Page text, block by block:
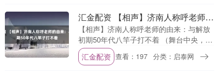
汇金配资 【相声】济南人称呼老师的由来：与解放初期50年代八竿子打不着
【相声】济南人称呼老师的由来：与解放
初期50年代八竿子打不着 （舞台中央，两
位相声演员甲和乙身着大褂，笑意盈盈登
场） 甲：各位观众朋友们，今儿咱们来聊
汇金配资 查看：197 分类：启泰网